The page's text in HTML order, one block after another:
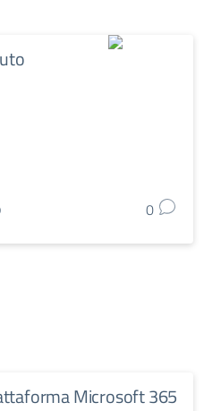
0
Microsoft 365